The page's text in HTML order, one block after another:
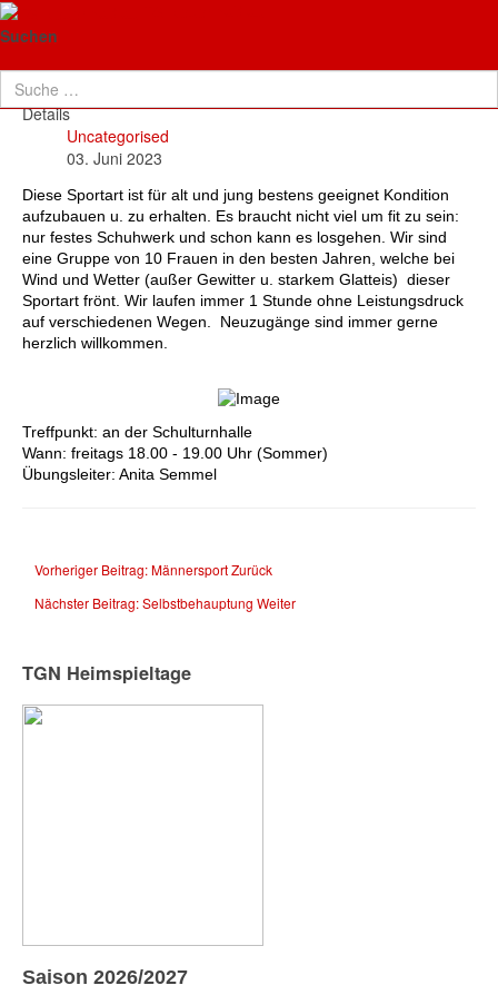
Suchen
Walking
Details
Uncategorised
03. Juni 2023
Diese Sportart ist für alt und jung bestens geeignet Kondition
aufzubauen u. zu erhalten. Es braucht nicht viel um fit zu sein:
nur festes Schuhwerk und schon kann es losgehen. Wir sind
eine Gruppe von 10 Frauen in den besten Jahren, welche bei
Wind und Wetter (außer Gewitter u. starkem Glatteis) dieser
Sportart frönt. Wir laufen immer 1 Stunde ohne Leistungsdruck
auf verschiedenen Wegen. Neuzugänge sind immer gerne
herzlich willkommen.
Treffpunkt: an der Schulturnhalle
Wann: freitags 18.00 - 19.00 Uhr (Sommer)
Übungsleiter: Anita Semmel
Vorheriger Beitrag: MännersportZurück
Nächster Beitrag: Selbstbehauptung Weiter
TGN Heimspieltage
Saison 2026/2027